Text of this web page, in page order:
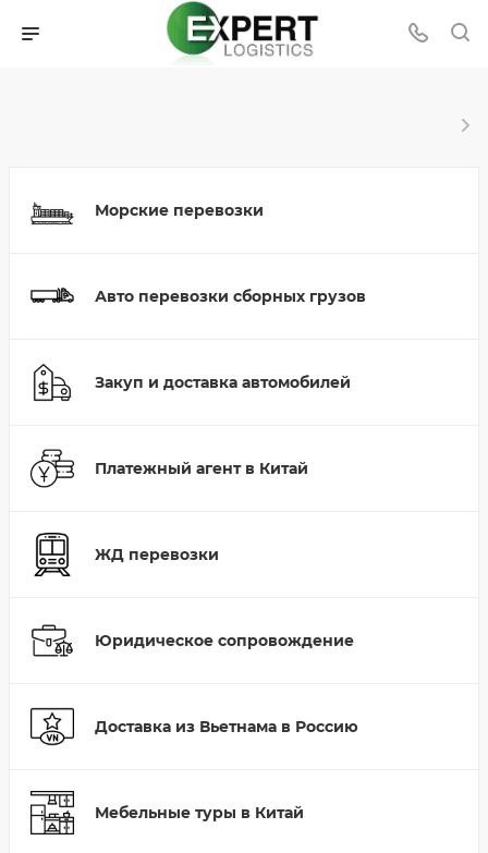
Морские перевозки
Авто перевозки сборных грузов
Закуп и доставка автомобилей
Платежный агент в Китай
ЖД перевозки
Юридическое сопровождение
Доставка из Вьетнама в Россию
Мебельные туры в Китай